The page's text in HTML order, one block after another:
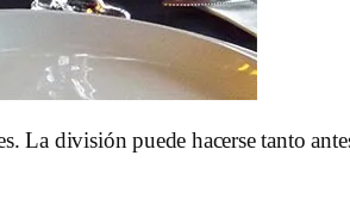
La división puede hacerse tanto